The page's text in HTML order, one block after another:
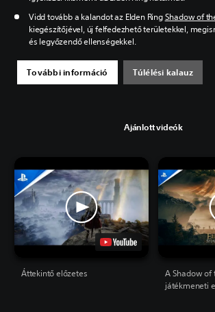
Vidd tovább a kalandot az Elden RingShadow of
kiegészítőjével, új felfedezhető területekkel,
és legyőzendő ellenségekkel.
További információ Túlélési kalauz
Ajánlott videók
Áttekintő előzetes
A Shadow of
játékmeneti